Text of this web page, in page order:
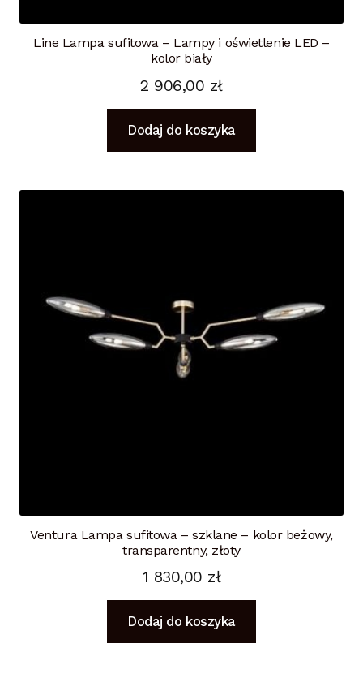
Line Lampa sufitowa – Lampy i oświetlenie LED –
kolor biały
2 906,00 zł
Dodaj do koszyka
Ventura Lampa sufitowa – szklane – kolor beżowy,
transparentny, złoty
1 830,00 zł
Dodaj do koszyka